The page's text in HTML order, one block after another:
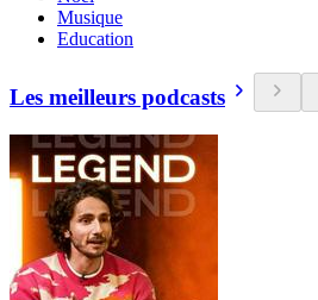
Musique
Education
Les meilleurs podcasts